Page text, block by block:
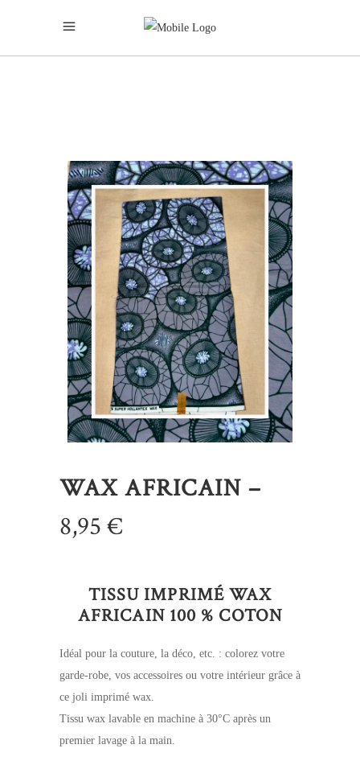
WAX AFRICAIN –
8,95€
TISSU IMPRIMÉ WAX
AFRICAIN 100 % COTON
Idéal pour la couture, la déco, etc. : colorez votre
garde-robe, vos accessoires ou votre intérieur grâce à
ce joli imprimé wax.
Tissu wax lavable en machine à 30°C après un
premier lavage à la main.